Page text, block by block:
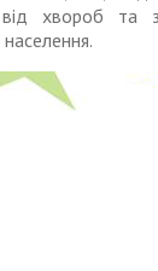
хвороб та